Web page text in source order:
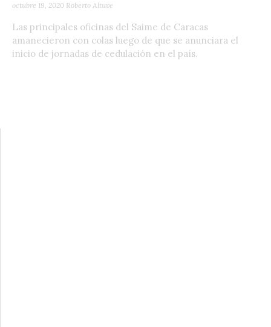
octubre 19, 2020 Roberto Altuve
Las principales oficinas del Saime de Caracas
amanecieron con colas luego de que se anunciara el
inicio de jornadas de cedulación en el país.